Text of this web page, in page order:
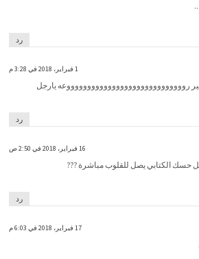
رد
1 فبراير، 2018 في 3:28 م
روووووووووووووووووووووووووووووعه يارجل
رد
16 فبراير، 2018 في 2:50 ص
حسك الكتابي يصل للقلوب مباشرة ???
رد
17 فبراير، 2018 في 6:03 م